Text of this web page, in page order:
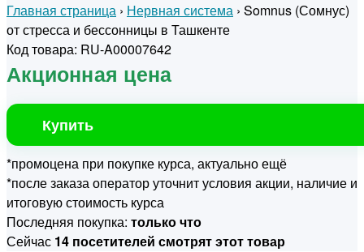
Главная страница › Нервная система › Somnus (Сомнус)
от стресса и бессонницы в Ташкенте
Код товара: RU-A00007642
Акционная цена
Купить
*промоцена при покупке курса, актуально ещё
*после заказа оператор уточнит условия акции, наличие и
итоговую стоимость курса
Последняя покупка: только что
Сейчас 14 посетителей смотрят этот товар